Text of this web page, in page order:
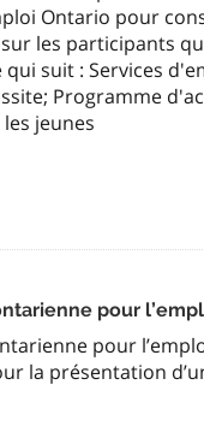
Ontario pour
les participants
suit : Services
Programme
jeunes
pour
pour
la présentation